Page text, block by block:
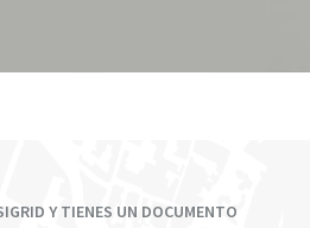
Y TIENES UN DOCUMENTO